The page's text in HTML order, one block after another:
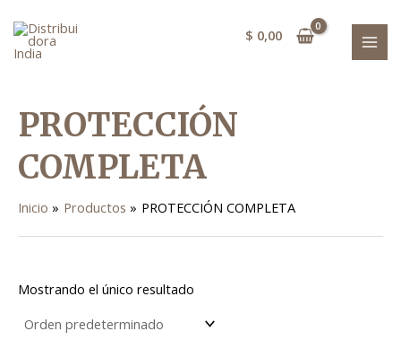
contenido
$ 0,00
PROTECCIÓN
COMPLETA
Inicio Productos PROTECCIÓN COMPLETA
Mostrando el único resultado